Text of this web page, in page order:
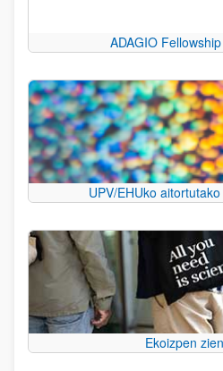
ADAGIO
UPV/EHUko
Ekoizpen